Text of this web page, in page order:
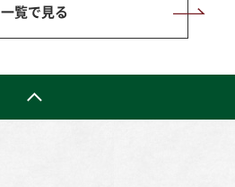
一覧で見る